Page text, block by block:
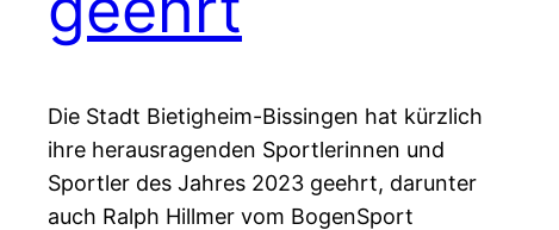
Die Stadt Bietigheim-Bissingen hat kürzlich
ihre herausragenden Sportlerinnen und
Sportler des Jahres 2023 geehrt, darunter
auch Ralph Hillmer vom BogenSport